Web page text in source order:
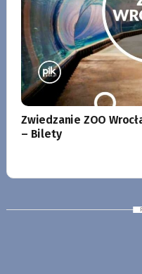
Zwiedzanie ZOO
– Bilety